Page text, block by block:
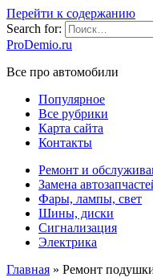
Перейти к содержанию
Search for:
ProDemio.ru
Все про автомобили
Популярное
Все рубрики
Карта сайта
Контакты
Ремонт и
Замена
Фары, лампы, свет
Шины, диски
Сигнализация
Электрика
Главная » Ремонт